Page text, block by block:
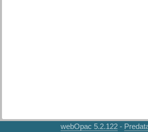
webOpac 5.2.122 -